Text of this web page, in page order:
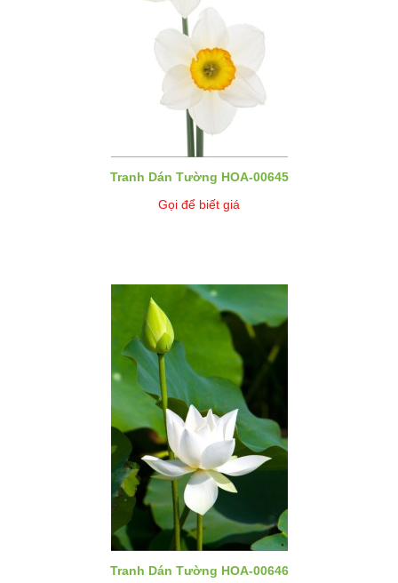
Tranh Dán Tường HOA-00645
Gọi để biết giá
Tranh Dán Tường HOA-00646